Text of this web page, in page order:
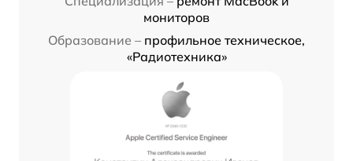
мониторов
Образование – профильное техническое,
«Радиотехника»